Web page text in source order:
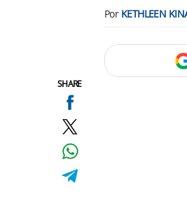
SHARE
Por KETHLEEN